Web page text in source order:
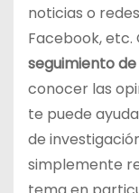
noticias o
Facebook,
seguimiento
conocer las
te puede
de
simplemente